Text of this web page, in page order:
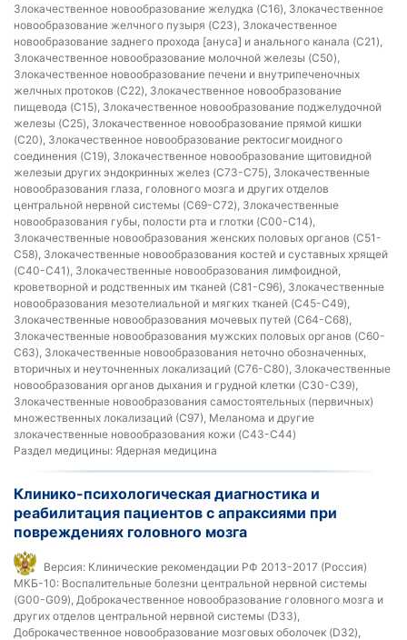
Злокачественное новообразование желудка (C16), Злокачественное
новообразование желчного пузыря (C23), Злокачественное
новообразование заднего прохода [ануса] и анального канала (C21),
Злокачественное новообразование молочной железы (C50),
Злокачественное новообразование печени и внутрипеченочных
желчных протоков (C22), Злокачественное новообразование
пищевода (C15), Злокачественное новообразование поджелудочной
железы (C25), Злокачественное новообразование прямой кишки
(C20), Злокачественное новообразование ректосигмоидного
соединения (C19), Злокачественное новообразование щитовидной
железыи других эндокринных желез (C73-C75), Злокачественные
новообразования глаза, головного мозга и других отделов
центральной нервной системы (C69-C72), Злокачественные
новообразования губы, полости рта и глотки (C00-C14),
Злокачественные новообразования женских половых органов (C51-
C58), Злокачественные новообразования костей и суставных хрящей
(C40-C41), Злокачественные новообразования лимфоидной,
кроветворной и родственных им тканей (C81-C96), Злокачественные
новообразования мезотелиальной и мягких тканей (C45-C49),
Злокачественные новообразования мочевых путей (C64-C68),
Злокачественные новообразования мужских половых органов (C60-
C63), Злокачественные новообразования неточно обозначенных,
вторичных и неуточненных локализаций (C76-C80), Злокачественные
новообразования органов дыхания и грудной клетки (C30-C39),
Злокачественные новообразования самостоятельных (первичных)
множественных локализаций (С97), Меланома и другие
злокачественные новообразования кожи (C43-C44)
Раздел медицины: Ядерная медицина
Клинико-психологическая диагностика и
реабилитация пациентов с апраксиями при
повреждениях головного мозга
Версия: Клинические рекомендации РФ 2013-2017 (Россия)
МКБ-10: Воспалительные болезни центральной нервной системы
(G00-G09), Доброкачественное новообразование головного мозга и
других отделов центральной нервной системы (D33),
Доброкачественное новообразование мозговых оболочек (D32),